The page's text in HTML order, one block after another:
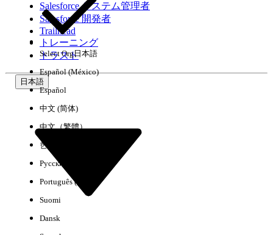
環境
Salesforce システム管理者
Salesforce 開発者
Trailhead
トレーニング
トラスト
日本語
Select Org日本語
Español (México)
Español
中文 (简体)
中文（繁體）
한국어
Русский
Português (Brasil)
Suomi
Dansk